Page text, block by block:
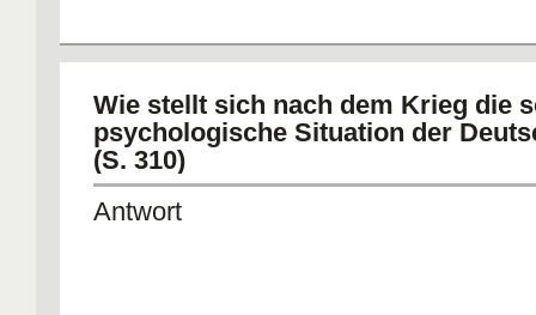
Wie stellt sich nach dem Krieg die
psychologische Situation der
(S. 310)
Antwort